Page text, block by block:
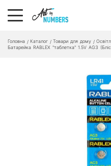
Головна / Каталог / Товари для дому /
Батарейка RABLEX "таблетка" 1.5V AG3